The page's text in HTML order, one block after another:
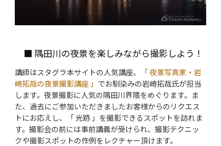
■ 隅田川の夜景を楽しみながら撮影しよう！
講師はスタグラ本サイトの人気講座、
「 夜景写真家・岩
崎拓哉の夜景撮影講座 」 でお馴染みの岩崎拓哉氏が担当
します。夜景撮影に人気の隅田川界隈をめぐります。ま
た、過去にご参加いただきましたお客様からのリクエス
トにお応えし、「 光跡 」を撮影できるスポットを訪れま
す。撮影会の前には事前講義が受けられ、撮影テクニッ
クや撮影スポットの作例をレクチャー頂けます。